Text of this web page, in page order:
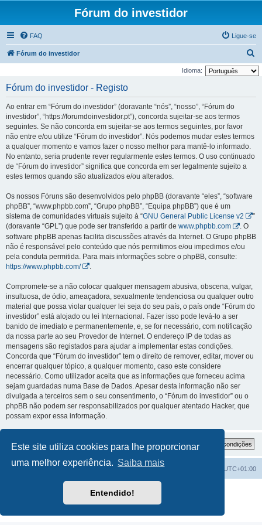
Este site utiliza cookies para lhe proporcionar
uma melhor experiência. Saiba mais
Entendido!
Fórum do investidor
FAQ Ligue-se
Fórum do investidor
e
Idioma:
Fórum do investidor - Registo
Ao entrar em “Fórum do investidor” (doravante “nós”, “nosso”, “Fórum do
investidor”, “https://forumdoinvestidor.pt”), concorda sujeitar-se aos termos
seguintes. Se não concorda em sujeitar-se aos termos seguintes, por favor
não entre e/ou utilize “Fórum do investidor”. Nós podemos mudar estes termos
a qualquer momento e vamos fazer o nosso melhor para mantê-lo informado.
No entanto, seria prudente rever regularmente estes termos. O uso continuado
de “Fórum do investidor” significa que concorda em ser legalmente sujeito a
estes termos quando são atualizados e/ou alterados.
Os nossos Fóruns são desenvolvidos pelo phpBB (doravante “eles”, “software
phpBB”, “www.phpbb.com”, “Grupo phpBB”, “Equipa phpBB”) que é um
sistema de comunidades virtuais sujeito à “GNU General Public License v2
”
(doravante “GPL”) que pode ser transferido a partir de www.phpbb.com
. O
software phpBB apenas facilita discussões através da Internet. O Grupo phpBB
não é responsável pelo conteúdo que nós permitimos e/ou impedimos e/ou
pela conduta permitida. Para mais informações sobre o phpBB, consulte:
https://www.phpbb.com/
Compromete-se a não colocar qualquer mensagem abusiva, obscena, vulgar,
insultuosa, de ódio, ameaçadora, sexualmente tendenciosa ou qualquer outro
material que possa violar qualquer lei seja do seu país, o país onde “Fórum do
investidor” está alojado ou lei Internacional. Fazer isso pode levá-lo a ser
banido de imediato e permanentemente, e, se for necessário, com notificação
da nossa parte ao seu Provedor de Internet. O endereço IP de todas as
mensagens são registados para ajudar a implementar estas condições.
Concorda que “Fórum do investidor” tem o direito de remover, editar, mover ou
encerrar qualquer tópico, a qualquer momento, caso este considere
necessário. Como utilizador aceita que as informações que forneceu acima
sejam guardadas numa Base de Dados. Apesar desta informação não ser
divulgada a terceiros sem o seu consentimento, o “Fórum do investidor” ou o
phpBB não podem ser responsabilizados por qualquer atentado Hacker, que
possam expor essa informação.
Fórum do investidor O Fuso Horário do Fórum é UTC+01:00
Desenvolvido por phpBB® Forum Software © phpBB Limited